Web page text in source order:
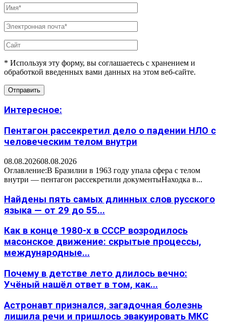
* Используя эту форму, вы соглашаетесь с хранением и
обработкой введенных вами данных на этом веб-сайте.
Интересное:
Пентагон рассекретил дело о падении НЛО с
человеческим телом внутри
08.08.202608.08.2026
Оглавление:В Бразилии в 1963 году упала сфера с телом
внутри — пентагон рассекретили документыНаходка в...
Найдены пять самых длинных слов русского
языка — от 29 до 55...
Как в конце 1980-х в СССР возродилось
масонское движение: скрытые процессы,
международные...
Почему в детстве лето длилось вечно:
Учёный нашёл ответ в том, как...
Астронавт признался, загадочная болезнь
лишила речи и пришлось эвакуировать МКС